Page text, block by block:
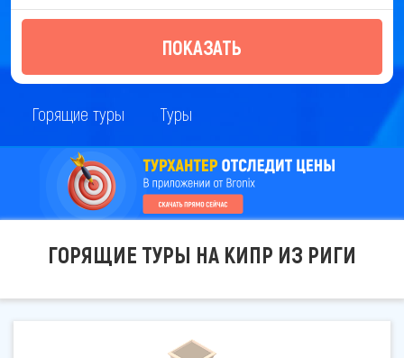
ПОКАЗАТЬ
Горящие туры Туры
ГОРЯЩИЕ ТУРЫ НА КИПР ИЗ РИГИ